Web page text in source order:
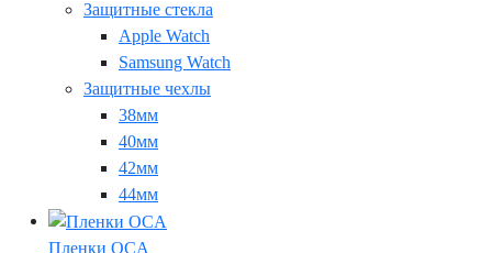
Защитные стекла
Apple Watch
Samsung Watch
Защитные чехлы
38мм
40мм
42мм
44мм
Пленки OCA